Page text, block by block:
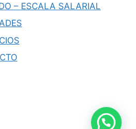
– ESCALA SALARIAL